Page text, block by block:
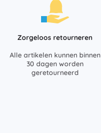
Zorgeloos retourneren
Alle artikelen kunnen binnen
30 dagen worden
geretourneerd